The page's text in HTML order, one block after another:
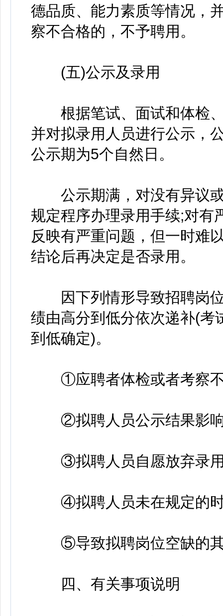
德品质、能力素质等情况，
察不合格的，不予聘用。
(五)公示及录用
根据笔试、面试和体检、
并对拟录用人员进行公示，
公示期为5个自然日。
公示期满，对没有异议或
规定程序办理录用手续;对有
反映有严重问题，但一时难
结论后再决定是否录用。
因下列情形导致招聘岗位
绩由高分到低分依次递补(考
到低确定)。
①应聘者体检或者考察不
②拟聘人员公示结果影响
③拟聘人员自愿放弃录
④拟聘人员未在规定的时
⑤导致拟聘岗位空缺的其
四、有关事项说明